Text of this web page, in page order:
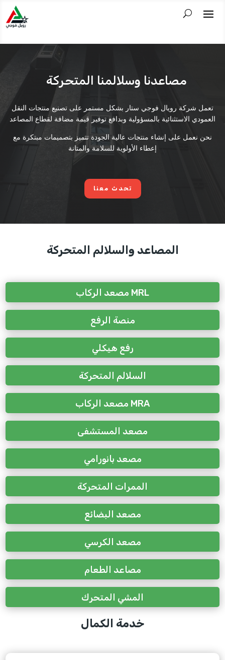
مصاعدنا وسلالمنا المتحركة
تعمل شركة رويال فوجي ستار بشكل مستمر على تصنيع منتجات النقل
العمودي الاستثنائية بالمسؤولية وبدافع توفير قيمة مضافة لقطاع المصاعد
نحن نعمل على إنشاء منتجات عالية الجودة تتميز بتصميمات مبتكرة مع
إعطاء الأولوية للسلامة والمتانة
تحدث معنا
المصاعد والسلالم المتحركة
مصعد الركاب MRL
منصة الرفع
رفع هيكلي
السلالم المتحركة
مصعد الركاب MRA
مصعد المستشفى
مصعد بانورامي
الممرات المتحركة
مصعد البضائع
مصعد الكرسي
مصاعد الطعام
المشي المتحرك
خدمة الكمال